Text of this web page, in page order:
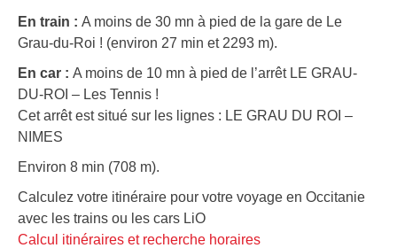
En train : A moins de 30 mn à pied de la gare de Le
Grau-du-Roi ! (environ 27 min et 2293 m).
En car : A moins de 10 mn à pied de l’arrêt LE GRAU-
DU-ROI – Les Tennis !
Cet arrêt est situé sur les lignes : LE GRAU DU ROI –
NIMES
Environ 8 min (708 m).
Calculez votre itinéraire pour votre voyage en Occitanie
avec les trains ou les cars LiO
Calcul itinéraires et recherche horaires